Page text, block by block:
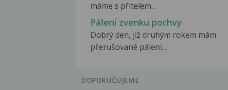
máme s přítelem...
Pálení zvenku pochvy
Dobrý den, již druhým rokem mám
přerušované pálení...
DOPORUČUJEME